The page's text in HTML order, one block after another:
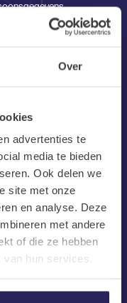
Over
advertenties te
media te bieden
Ook delen we
site met onze
en analyse. Deze
met andere
of die ze hebben
hun services.